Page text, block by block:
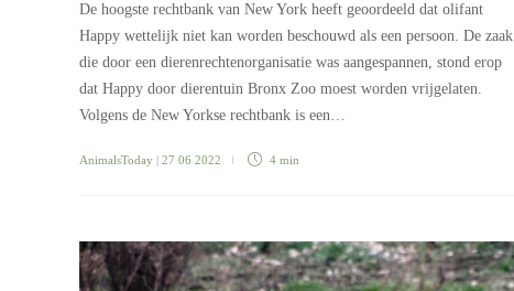
De hoogste rechtbank van New York heeft geoordeeld dat olifant
Happy wettelijk niet kan worden beschouwd als een persoon. De zaak
die door een dierenrechtenorganisatie was aangespannen, stond erop
dat Happy door dierentuin Bronx Zoo moest worden vrijgelaten.
Volgens de New Yorkse rechtbank is een…
AnimalsToday | 27 06 2022 4 min